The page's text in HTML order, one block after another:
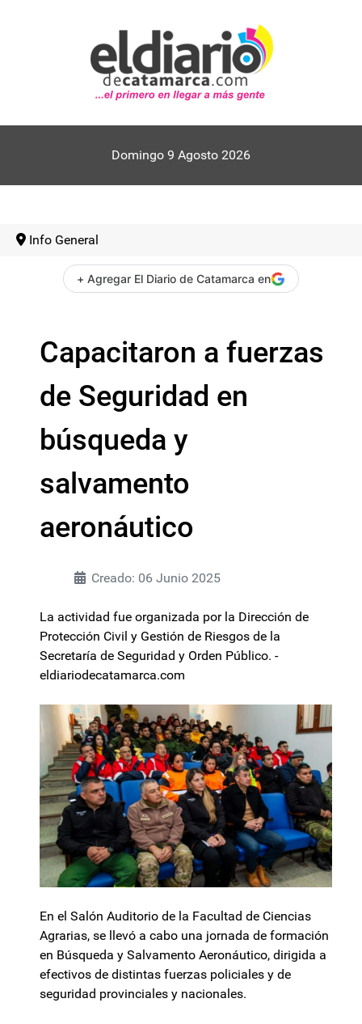
Domingo 9 Agosto 2026
Info General
+ Agregar El Diario de Catamarca en
Capacitaron a fuerzas
de Seguridad en
búsqueda y
salvamento
aeronáutico
Creado: 06 Junio 2025
La actividad fue organizada por la Dirección de
Protección Civil y Gestión de Riesgos de la
Secretaría de Seguridad y Orden Público. -
eldiariodecatamarca.com
En el Salón Auditorio de la Facultad de Ciencias
Agrarias, se llevó a cabo una jornada de formación
en Búsqueda y Salvamento Aeronáutico, dirigida a
efectivos de distintas fuerzas policiales y de
seguridad provinciales y nacionales.